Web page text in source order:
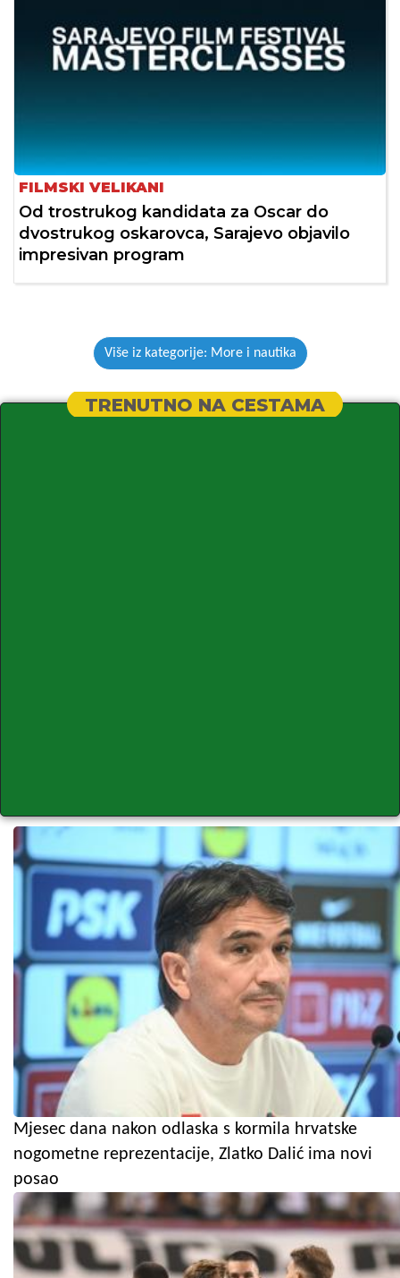
FILMSKI VELIKANI
Od trostrukog kandidata za Oscar do
dvostrukog oskarovca, Sarajevo objavilo
impresivan program
Više iz kategorije: More i nautika
TRENUTNO NA CESTAMA
Mjesec dana nakon odlaska s kormila hrvatske
nogometne reprezentacije, Zlatko Dalić ima novi
posao